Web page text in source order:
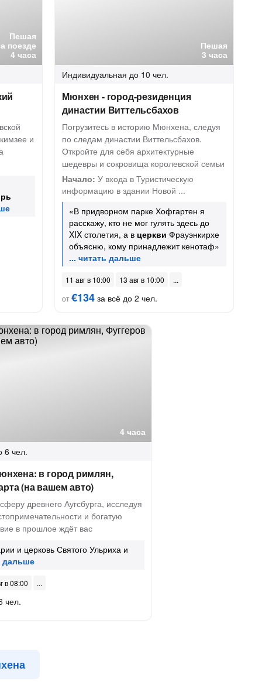
Пешая
поезде
4 часа
и
Пешая
3 часа
Индивидуальная до 10 чел.
Мюнхен - город-резиденция
династии Виттельсбахов
Погрузитесь в историю Мюнхена, следуя
по следам династии Виттельсбахов.
Откройте для себя архитектурные
шедевры и сокровища королевской семьи
Начало: У входа в Туристическую
информацию в здании Новой ...
«В придворном парке Хофгартен я
расскажу, кто не мог гулять здесь до
XIX столетия, а в церкви Фрауэнкирхе
объясню, кому принадлежит кенотаф»
11 авг в 10:00
13 авг в 10:00
от€134 за всё до 2 чел.
4 часа
6 чел.
в город римлян,
(на вашем авто)
древнего Аугсбурга, исследуя
и богатую
в прошлое ждёт вас
и церковь Святого Ульриха и
в 08:00
чел.